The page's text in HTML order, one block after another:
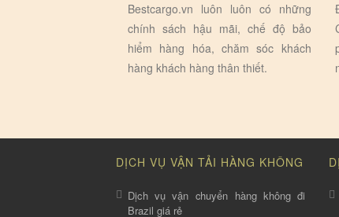
Bestcargo.vn luôn luôn có những
chính sách hậu mãi, chế độ bảo
hiểm hàng hóa, chăm sóc khách
hàng khách hàng thân thiết.
DỊCH VỤ VẬN TẢI HÀNG KHÔNG
Dịch vụ vận chuyển hàng không đi
Brazil giá rẻ